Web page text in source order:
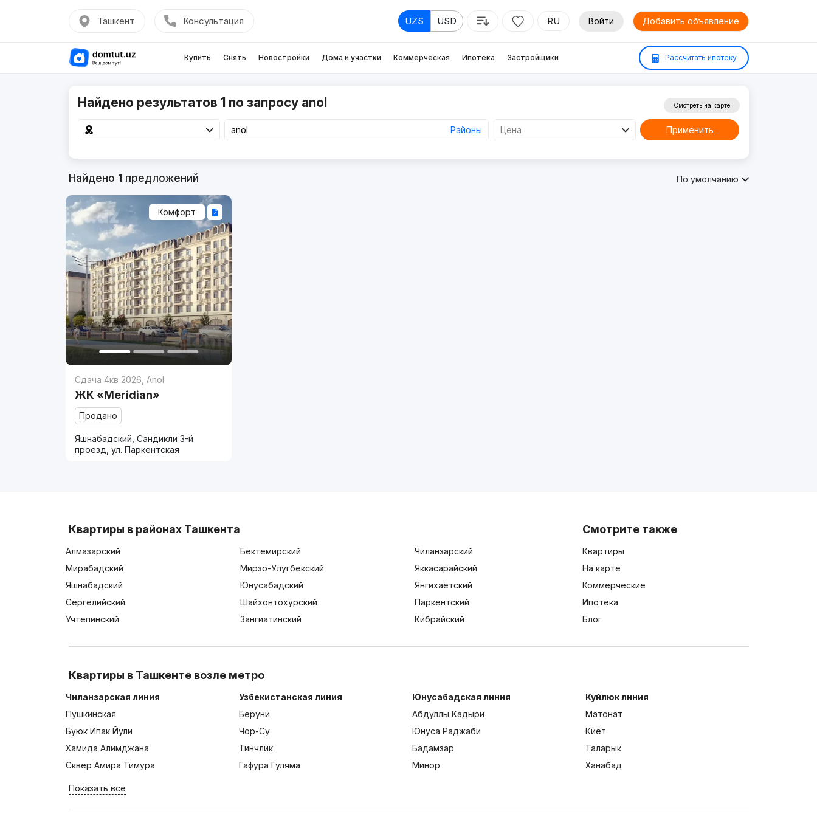
Ташкент Консультация UZS USD RU Войти Добавить объявление
Купить Снять Новостройки Дома и участки Коммерческая Ипотека Застройщики Рассчитать ипотеку
Найдено результатов 1 по запросу anol
Районы Цена
Смотреть на карте
Применить
Найдено 1предложений По умолчанию
Комфорт
Сдача 4кв 2026 ,Anol
ЖК «Meridian»
Продано
Яшнабадский, Сандикли 3-й
проезд, ул. Паркентская
Квартиры в районах Ташкента
Алмазарский Бектемирский
Чиланзарский
Мирабадский
Мирзо-Улугбекский
Яккасарайский
Яшнабадский
Юнусабадский
Янгихаётский
Сергелийский
Шайхонтохурский
Паркентский
Учтепинский
Зангиатинский Кибрайский
Смотрите также
Квартиры
На карте
Коммерческие
Ипотека
Блог
Квартиры в Ташкенте возле метро
Чиланзарская линия
Пушкинская
Буюк Ипак Йули
Хамида Алимджана
Сквер Амира Тимура
Узбекистанская линия
Беруни
Чор-Су
Тинчлик
Гафура Гуляма
Юнусабадская линия
Абдуллы Кадыри
Юнуса Раджаби
Бадамзар
Минор
Куйлюк линия
Матонат
Киёт
Таларык
Ханабад
Показать все